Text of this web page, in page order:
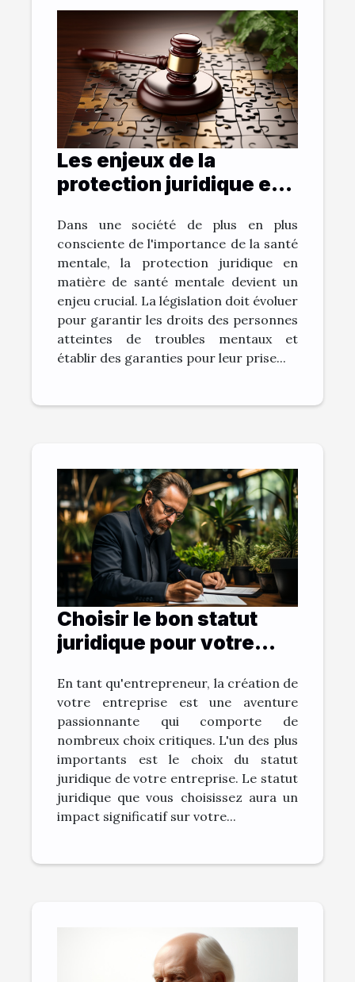
Les enjeux de la
protection juridique en
mentale
Dans une société de plus en plus
consciente de l'importance de la santé
mentale, la protection juridique en
matière de santé mentale devient un
enjeu crucial. La législation doit évoluer
pour garantir les droits des personnes
atteintes de troubles mentaux et
établir des garanties pour leur prise...
Choisir le bon statut
juridique pour votre
En tant qu'entrepreneur, la création de
votre entreprise est une aventure
passionnante qui comporte de
nombreux choix critiques. L'un des plus
importants est le choix du statut
juridique de votre entreprise. Le statut
juridique que vous choisissez aura un
impact significatif sur votre...